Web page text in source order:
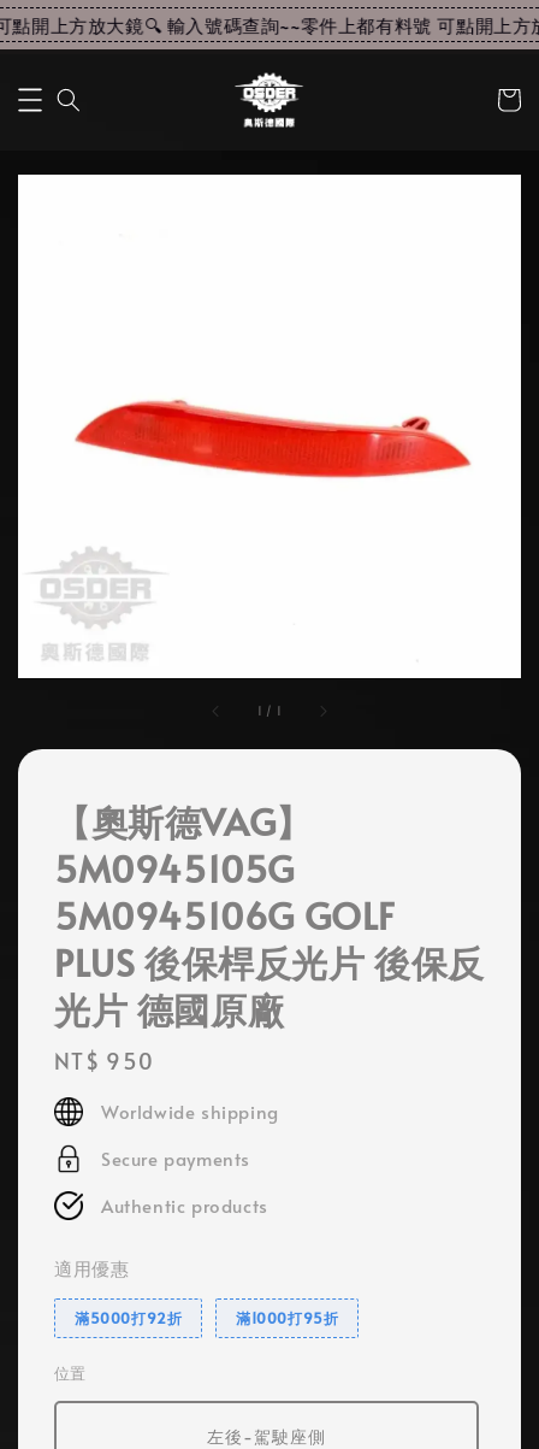
開上方放大鏡🔍 輸入號碼查詢~~零件上都有料號 可點開上方
1 / 1
【奧斯德VAG】
5M0945105G
5M0945106G GOLF
PLUS 後保桿反光片 後保反
光片 德國原廠
Regular
price
NT$ 950
Worldwide shipping
Secure payments
Authentic products
適用優惠
滿5000打92折 滿1000打95折
位置
左後-駕駛座側